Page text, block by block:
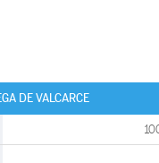
DE VALCARCE